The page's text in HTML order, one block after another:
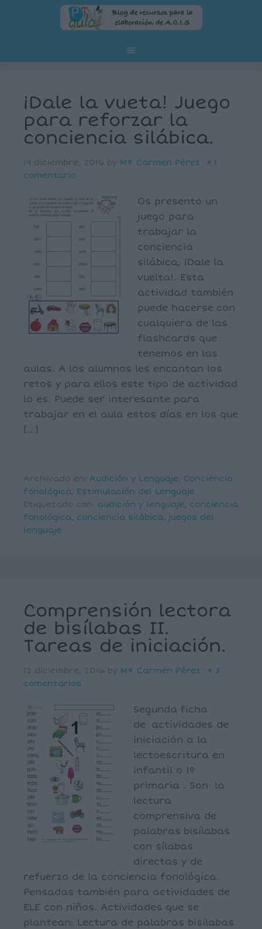
¡Dale la vueta! Juego
para reforzar la
conciencia silábica.
14 diciembre, 2016 by Mª Carmen Pérez
1
comentario
Os presento un
juego para
trabajar la
conciencia
silábica, ¡Dale la
vuelta!. Esta
actividad también
puede hacerse con
cualquiera de las
flashcards que
tenemos en las
aulas. A los alumnos les encantan los
retos y para ellos este tipo de actividad
lo es. Puede ser interesante para
trabajar en el aula estos días en los que
[…]
Archivado en: Audición y Lenguaje, Conciencia
fonológica, Estimulación del Lenguaje
Etiquetado con: audición y lenguaje, conciencia
fonológica, conciencia silábica, juegos del
lenguaje
Comprensión lectora
de bisílabas II.
Tareas de iniciación.
12 diciembre, 2016 by Mª Carmen Pérez
3
comentarios
Segunda ficha
de actividades de
iniciación a la
lectoescritura en
infantil o 1º
primaria . Son la
lectura
comprensiva de
palabras bisílabas
con sílabas
directas y de
refuerzo de la conciencia fonológica.
Pensadas también para actividades de
ELE con niños. Actividades que se
plantean: Lectura de palabras bisílabas